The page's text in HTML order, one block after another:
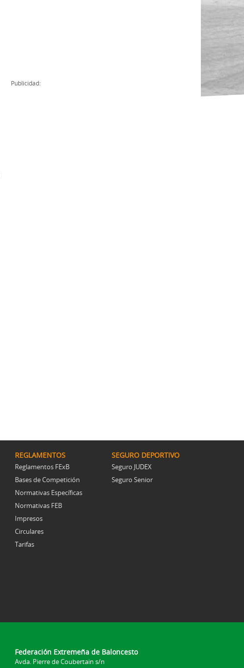
Subvenciones
Publicidad:
REGLAMENTOS
Reglamentos FExB
Bases de Competición
Normativas Específicas
Normativas FEB
Impresos
Circulares
Tarifas
SEGURO DEPORTIVO
Seguro JUDEX
Seguro Senior
Federación Extremeña de Baloncesto
Avda. Pierre de Coubertain s/n